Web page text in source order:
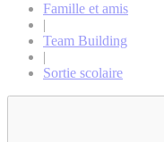
Famille et amis
|
Team Building
|
Sortie scolaire